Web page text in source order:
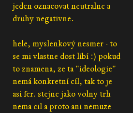
jeden oznacovat neutralne a
druhy negativne.
hele, myslenkový nesmer - to
se mi vlastne dost líbí :) pokud
to znamena, ze ta "ideologie"
nemá konkretní cíl, tak to je
asi fer. stejne jako volny trh
nema cil a proto ani nemuze